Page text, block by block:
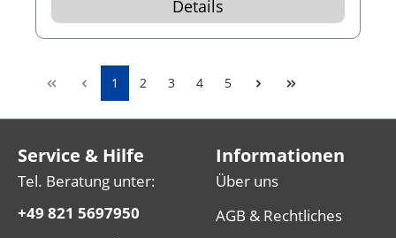
wenn kein Netzstrom zur Verfügung steht.
Details
1 2 3 4 5
Service & Hilfe
Tel. Beratung unter:
+49 821 5697950
Informationen
Über uns
AGB & Rechtliches